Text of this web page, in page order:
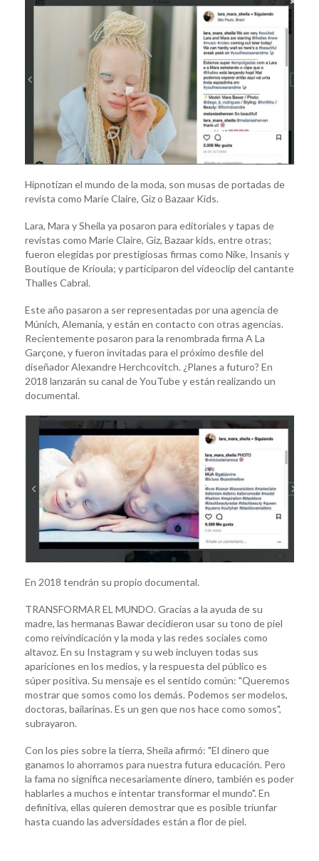
Hipnotizan el mundo de la moda, son musas de portadas de
revista como Marie Claire, Giz o Bazaar Kids.
Lara, Mara y Sheila ya posaron para editoriales y tapas de
revistas como Marie Claire, Giz, Bazaar kids, entre otras;
fueron elegidas por prestigiosas firmas como Nike, Insanis y
Boutique de Krioula; y participaron del videoclip del cantante
Thalles Cabral.
Este año pasaron a ser representadas por una agencia de
Múnich, Alemania, y están en contacto con otras agencias.
Recientemente posaron para la renombrada firma A La
Garçone, y fueron invitadas para el próximo desfile del
diseñador Alexandre Herchcovitch. ¿Planes a futuro? En
2018 lanzarán su canal de YouTube y están realizando un
documental.
En 2018 tendrán su propio documental.
TRANSFORMAR EL MUNDO. Gracias a la ayuda de su
madre, las hermanas Bawar decidieron usar su tono de piel
como reivindicación y la moda y las redes sociales como
altavoz. En su Instagram y su web incluyen todas sus
apariciones en los medios, y la respuesta del público es
súper positiva. Su mensaje es el sentido común: "Queremos
mostrar que somos como los demás. Podemos ser modelos,
doctoras, bailarinas. Es un gen que nos hace como somos",
subrayaron.
Con los pies sobre la tierra, Sheila afirmó: "El dinero que
ganamos lo ahorramos para nuestra futura educación. Pero
la fama no significa necesariamente dinero, también es poder
hablarles a muchos e intentar transformar el mundo". En
definitiva, ellas quieren demostrar que es posible triunfar
hasta cuando las adversidades están a flor de piel.